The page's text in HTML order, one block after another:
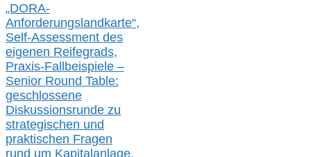
„DORA-
Anforderungslandkarte“,
Self-Assessment des
eigenen Reifegrads,
Praxis-Fallbeispiele –
Senior Round Table:
geschlossene
Diskussionsrunde zu
strategischen und
praktischen Fragen
rund um Kapitalanlage,